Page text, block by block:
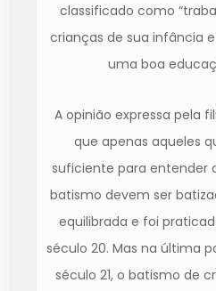
classificado como
crianças de sua infância
uma boa
A opinião expressa pela
que apenas aqueles
suficiente para entender
batismo devem ser
equilibrada e foi
século 20. Mas na última
século 21, o batismo de